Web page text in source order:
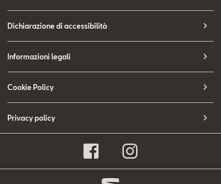
Dichiarazione di accessibilità
Informazioni legali
Cookie Policy
Privacy policy